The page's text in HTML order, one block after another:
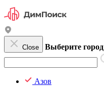
Close Выберите город
Азов